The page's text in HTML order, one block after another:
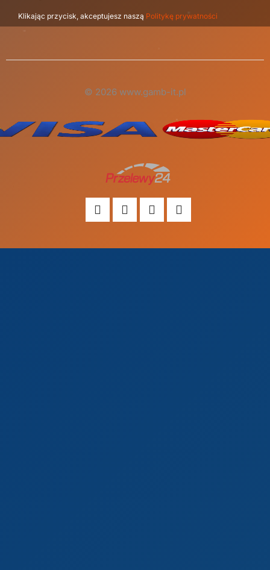
Klikając przycisk, akceptujesz naszą Politykę prywatności
© 2026 www.gamb-it.pl